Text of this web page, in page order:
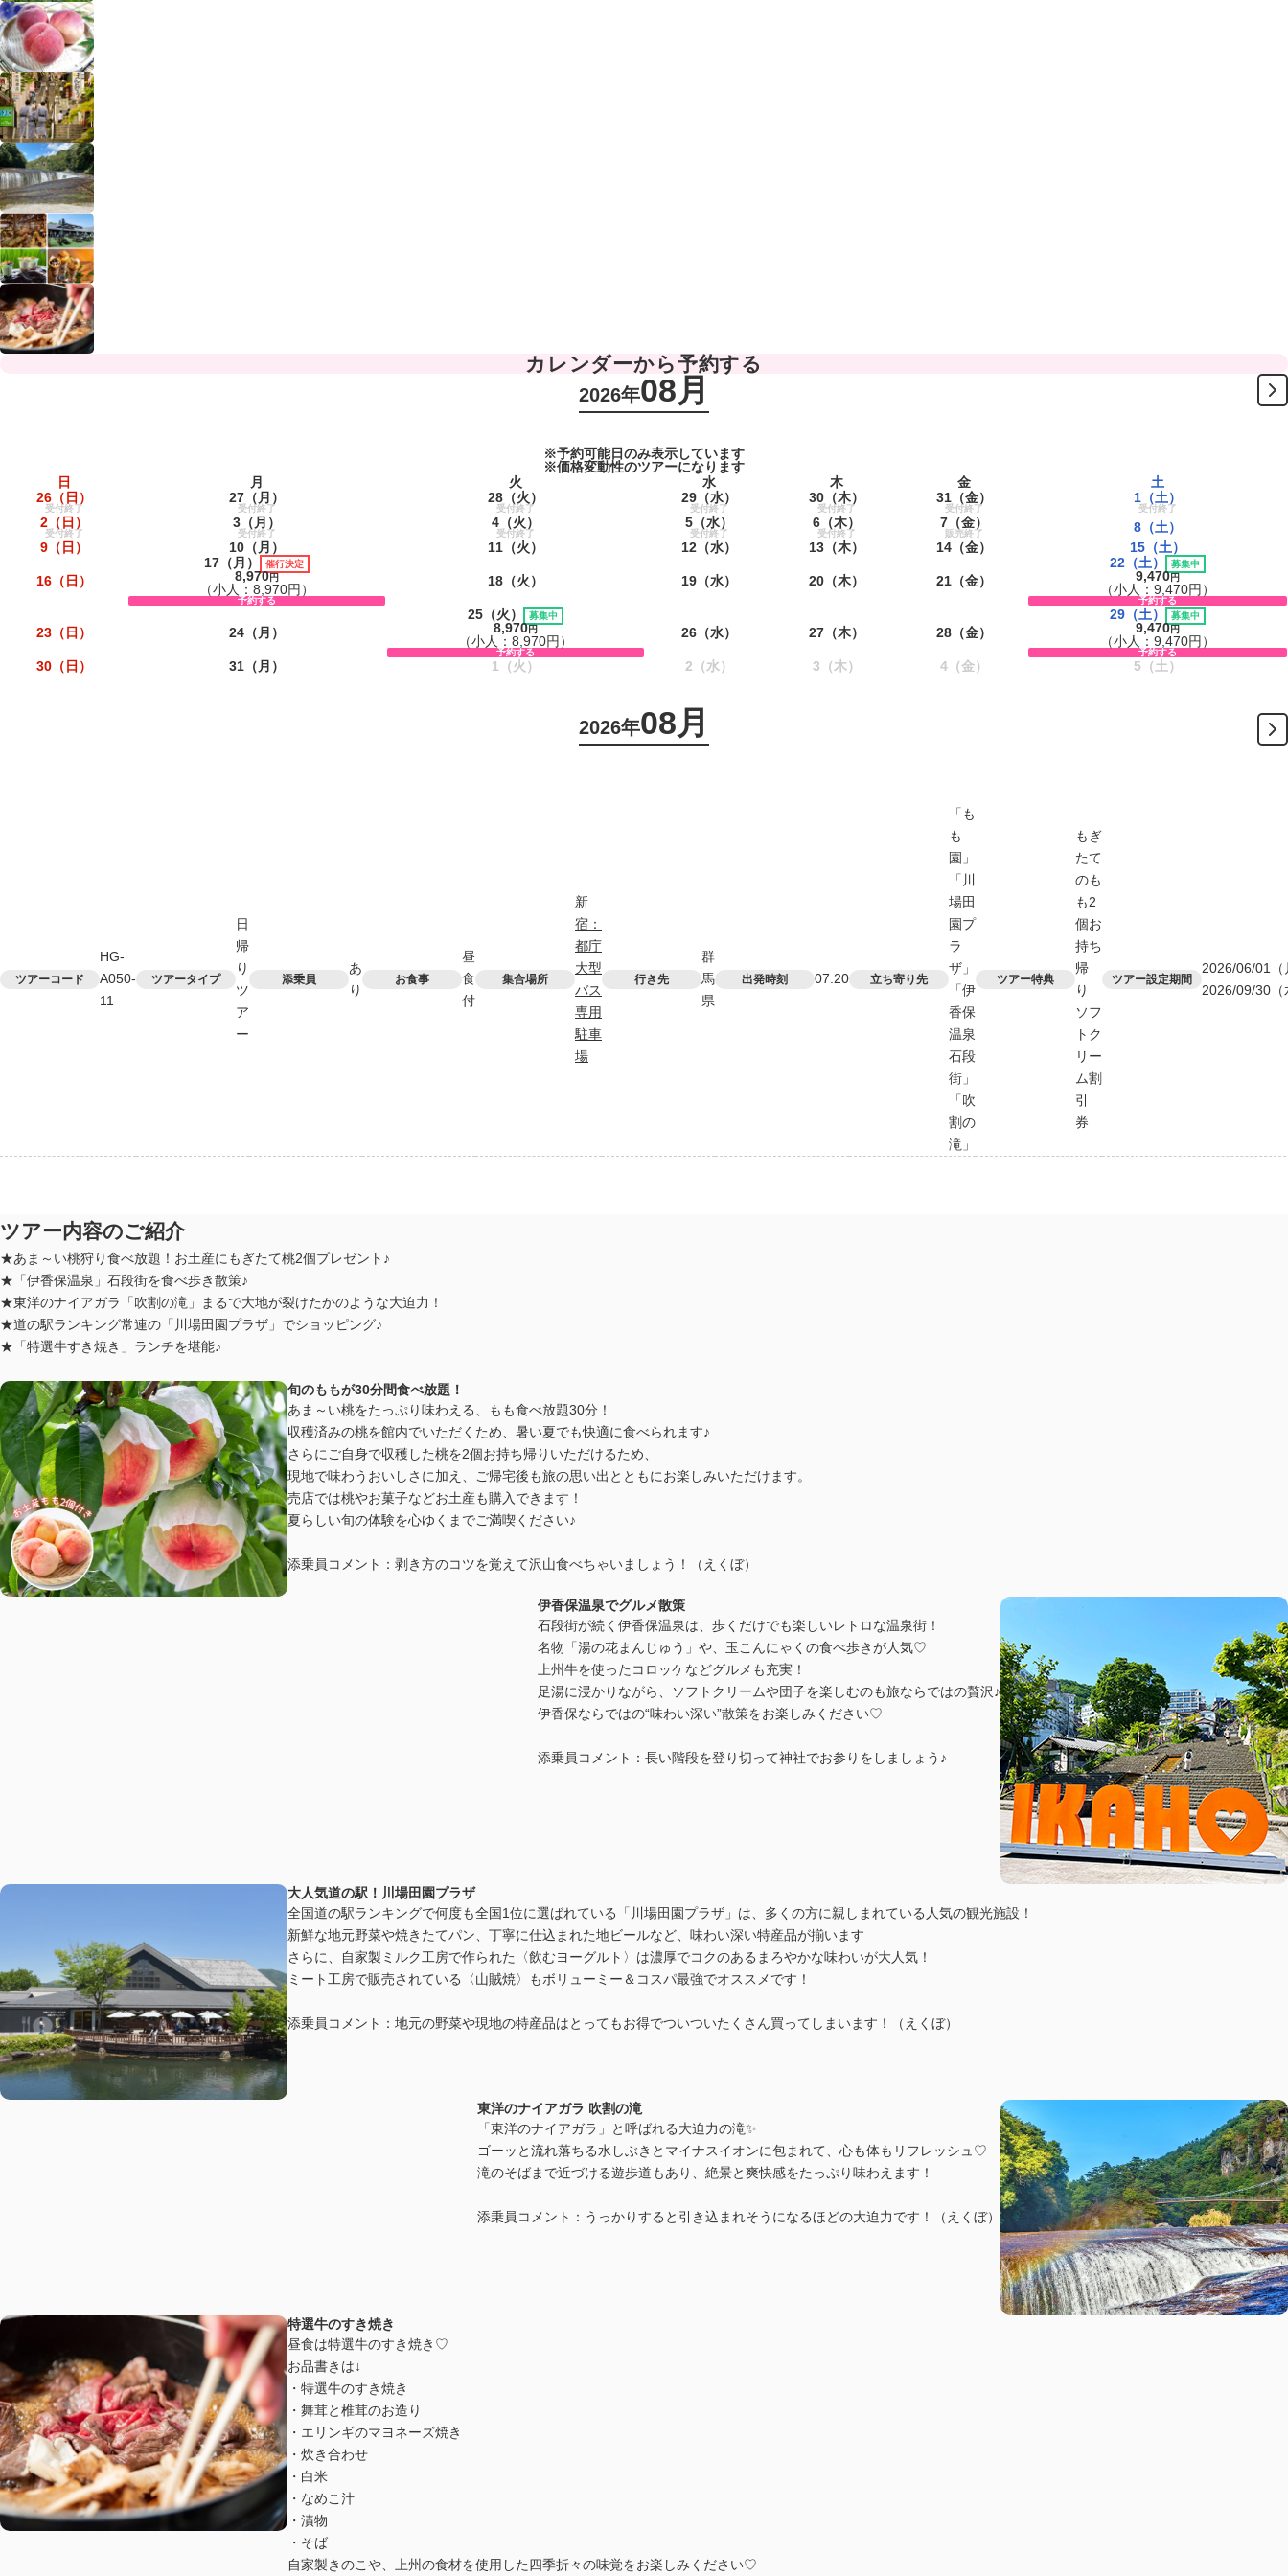
カレンダーから予約する
2026年08月
※予約可能日のみ表示しています
※価格変動性のツアーになります
日
月 火 水 木 金
土
26（日）
受付終了
27 （月）
受付終了
28 （火）
受付終了
29（水）
受付終了
30（木）
受付終了
31（金）
受付終了
1 （土）
受付終了
2（日）
受付終了
3 （月）
受付終了
4 （火）
受付終了
5（水）
受付終了
6（木）
受付終了
7（金）
販売終了 8 （土）
9（日） 10 （月） 11 （火） 12（水） 13（木） 14（金） 15 （土）
16（日）
17 （月） 催行決定
8,970円
（小人：8,970円）
予約する
18 （火） 19（水） 20（木） 21（金）
22 （土） 募集中
9,470円
（小人：9,470円）
予約する
23（日） 24 （月）
25 （火） 募集中
8,970円
（小人：8,970円）
予約する
26（水） 27（木） 28（金）
29 （土） 募集中
9,470円
（小人：9,470円）
予約する
30（日） 31 （月） 1 （火） 2 （水） 3 （木） 4（金） 5 （土）
2026年08月
ツアーコード
HG-
A050-
11
ツアータイプ
日
帰
り
ツ
ア
ー
添乗員
あ
り
お食事
昼
食
付
集合場所
新
宿：
都庁
大型
バス
専用
駐車
場
行き先
群
馬
県
出発時刻 07:20 立ち寄り先
「も
も
園」
「川
場田
園プ
ラ
ザ」
「伊
香保
温泉
石段
街」
「吹
割の
滝」
ツアー特典
もぎ
たて
のも
も2
個お
持ち
帰
り
ソフ
トク
リー
ム割
引
券
ツアー設定期間
2026/06/01（
2026/09/30（
ツアー内容のご紹介
★あま～い桃狩り食べ放題！お土産にもぎたて桃2個プレゼント♪
★「伊香保温泉」石段街を食べ歩き散策♪
★東洋のナイアガラ「吹割の滝」まるで大地が裂けたかのような大迫力！
★道の駅ランキング常連の「川場田園プラザ」でショッピング♪
★「特選牛すき焼き」ランチを堪能♪
旬のももが30分間食べ放題！
あま～い桃をたっぷり味わえる、もも食べ放題30分！
収穫済みの桃を館内でいただくため、暑い夏でも快適に食べられます♪
さらにご自身で収穫した桃を2個お持ち帰りいただけるため、
現地で味わうおいしさに加え、ご帰宅後も旅の思い出とともにお楽しみいただけます。
売店では桃やお菓子などお土産も購入できます！
夏らしい旬の体験を心ゆくまでご満喫ください♪
添乗員コメント：剥き方のコツを覚えて沢山食べちゃいましょう！（えくぼ）
伊香保温泉でグルメ散策
石段街が続く伊香保温泉は、歩くだけでも楽しいレトロな温泉街！
名物「湯の花まんじゅう」や、玉こんにゃくの食べ歩きが人気♡
上州牛を使ったコロッケなどグルメも充実！
足湯に浸かりながら、ソフトクリームや団子を楽しむのも旅ならではの贅沢♪
伊香保ならではの“味わい深い”散策をお楽しみください♡
添乗員コメント：長い階段を登り切って神社でお参りをしましょう♪
大人気道の駅！川場田園プラザ
全国道の駅ランキングで何度も全国1位に選ばれている「川場田園プラザ」は、多くの方に親しまれている人気の観光施設！
新鮮な地元野菜や焼きたてパン、丁寧に仕込まれた地ビールなど、味わい深い特産品が揃います
さらに、自家製ミルク工房で作られた〈飲むヨーグルト〉は濃厚でコクのあるまろやかな味わいが大人気！
ミート工房で販売されている〈山賊焼〉もボリューミー＆コスパ最強でオススメです！
添乗員コメント：地元の野菜や現地の特産品はとってもお得でついついたくさん買ってしまいます！（えくぼ）
東洋のナイアガラ 吹割の滝
「東洋のナイアガラ」と呼ばれる大迫力の滝✨
ゴーッと流れ落ちる水しぶきとマイナスイオンに包まれて、心も体もリフレッシュ♡
滝のそばまで近づける遊歩道もあり、絶景と爽快感をたっぷり味わえます！
添乗員コメント：うっかりすると引き込まれそうになるほどの大迫力です！（えくぼ）
特選牛のすき焼き
昼食は特選牛のすき焼き♡
お品書きは↓
・特選牛のすき焼き
・舞茸と椎茸のお造り
・エリンギのマヨネーズ焼き
・炊き合わせ
・白米
・なめこ汁
・漬物
・そば
自家製きのこや、上州の食材を使用した四季折々の味覚をお楽しみください♡